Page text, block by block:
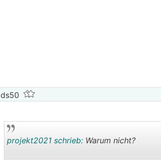
ds50
projekt2021 schrieb:Warum nicht?